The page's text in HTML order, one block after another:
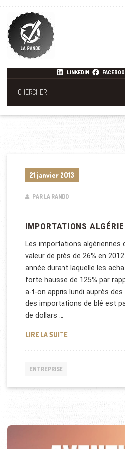
LINKEDIN
21 janvier 2013
PAR LA RANDO
IMPORTATIONS
Les importations algériennes
valeur de près de 26% en
année durant laquelle les
forte hausse de 125% par
a-t-on appris lundi auprès des
des importations de blé est
de dollars …
LIRE LA SUITEIMPORTATIONS
ENTREPRISE